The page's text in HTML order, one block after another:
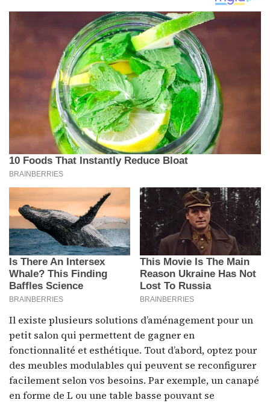
Il existe plusieurs solutions d’aménagement pour un
petit salon qui permettent de gagner en
fonctionnalité et esthétique. Tout d’abord, optez pour
des meubles modulables qui peuvent se reconfigurer
facilement selon vos besoins. Par exemple, un canapé
en forme de L ou une table basse pouvant se